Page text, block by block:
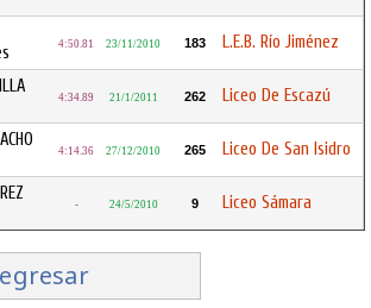
4:50.81 23/11/2010 183 L.E.B. Río Jiménez
4:34.89 21/1/2011 262 Liceo De Escazú
4:14.36 27/12/2010 265 Liceo De San Isidro
- 24/5/2010 9 Liceo Sámara